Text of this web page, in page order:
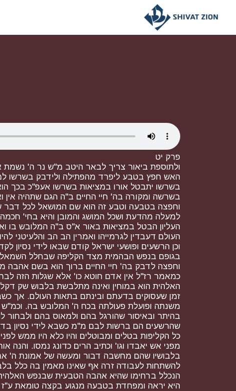
פרק יט
ולתוספת ביאור צריך לבאר היטב מ"ש נר ה'
האש חפץ בטבע ליפרד מהפתילה ולידבק בשרשו
בשרשו יתבטל אורו במציאות בשרשו אעפ"כ בכך
בשרשה ומקורה בה' חיי החיים ב"ה הגם שתהיה
וחפצה בטבעה וטבע זה הוא שם המושאל לכל דבר
למעלה מהדעת ושכל המושג והמובן והיא בחי'
העליון הבטל במציאות באור א"ס ב"ה המלובש בו
העולם דעבדין לגרמייהו ואמרין הב הב והלעיטני
וכן הרשעים ופושעי ישראל קודם שבאו לידי
בגופם בנפש הבהמית מצד הקליפה שבחלל השמאלי
וחפצה לדבק בה' חיי החיים ברוך הוא בשם אהבה
כמאמר רז"ל אין אדם חוטא כו' אלא שגלות הזה
האלהית הוא במוחין ואינה מתלבשת בלבוש שק
זמן שעסוקים בדעתם ובינתם בתאות העולם. אך
משנתה ופועלת פעולתה בכח ה' המלובש בה. וכמ"ש
בהיתר ובאיסור שהורגל בהם ולמאוס בהם ולבחור
שהרשעים הם ברשות לבם מ"מ כשבא לידי נסיון
כל הקליפות בטלים ומבוטלים והיו כלא היו ממש לפני
מפני אש יאבדו וגו' וכתיב הרים כדונג נמסו.
בלבושיו שהם מחשבה דבור ומעשה של אמונת ה'
להשתחות לעבודה זרה אף שאינו מאמין בה כלל
הנכלל ברחימו שהיא אהבה הטבעית שבנפש
היא יראה ומפחדת בטבעה מנגוע בקצה טומאת ע"ז